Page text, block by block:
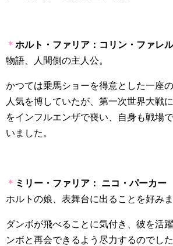
＊ ホルト・ファリア：コリン・ファレル
物語、人間側の主人公。
かつては乗馬ショーを得意とした一座
人気を博していたが、第一次世界大戦
をインフルエンザで喪い、自身も戦場
いました。
＊ ミリー・ファリア：
ニコ・パーカー
ホルトの娘、表舞台に出ることを好みま
ダンボが飛べることに気付き、彼を活
ンボと再会できるよう尽力するのでした